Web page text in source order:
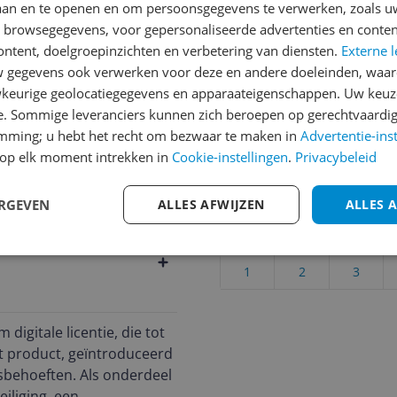
apparaten
digitale licentie, die tot
product, geïntroduceerd
Als onderdeel
Reviews
Er zijn nog geen
Heb jij dit product in bezit
met het schrijven van je
een review gemiddeld
andere bezoekers een
€250,-! Klik hier voor de
Cijfer
3
2
1
en te openen en om persoonsgegevens te verwerken, zoals
voor gepersonaliseerde advertenties en
doelgroepinzichten en verbetering van diensten. Externe
gegevens ook verwerken voor deze en andere doeleinden,
geolocatiegegevens en apparaateigenschappen. Uw
Sommige leveranciers kunnen zich beroepen op
u hebt het recht om bezwaar te maken in Advertentie-
elk moment intrekken in Cookie-instellingen. Privacybeleid
ALLES
ALLES AFWIJZEN